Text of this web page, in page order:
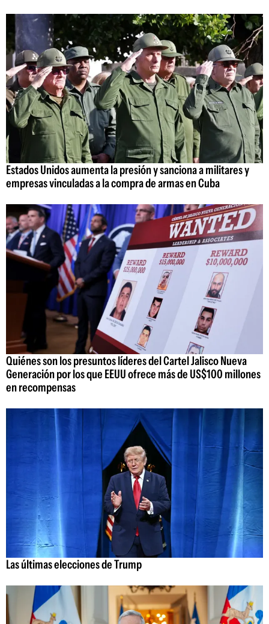
Estados Unidos aumenta la presión y sanciona a militares y
empresas vinculadas a la compra de armas en Cuba
Quiénes son los presuntos líderes del Cartel Jalisco Nueva
Generación por los que EEUU ofrece más de US$100 millones
en recompensas
Las últimas elecciones de Trump